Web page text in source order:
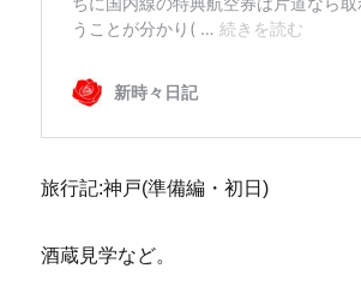
旅行記:神戸(準備編・初日)
酒蔵見学など。